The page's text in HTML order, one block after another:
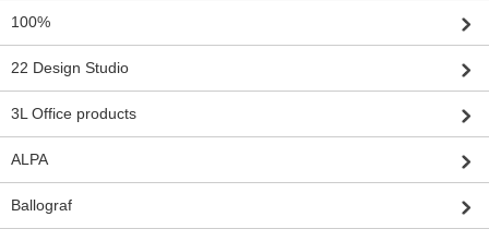
100%
22 Design Studio
3L Office products
ALPA
Ballograf